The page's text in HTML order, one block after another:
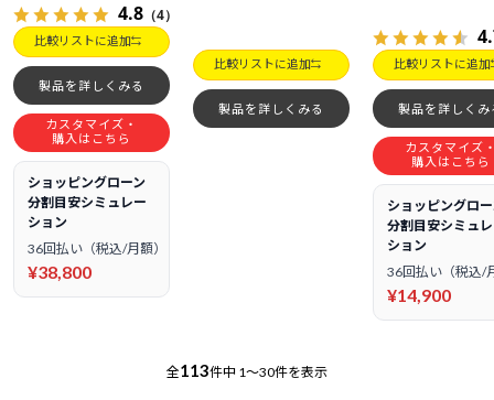
4.8 （4）
比較リストに追加
製品を詳しくみる
カスタマイズ・
購入はこちら
ショッピングローン
分割目安シミュレー
ション
36回払い（税込/月額）
¥38,800
比較リストに追加
製品を詳しくみる
比較リストに追加
製品を詳しくみ
カスタマイズ
購入はこちら
ショッピングロ
分割目安シミュ
ション
36回払い（税込/
¥14,900
全113件中 1～30件を表示